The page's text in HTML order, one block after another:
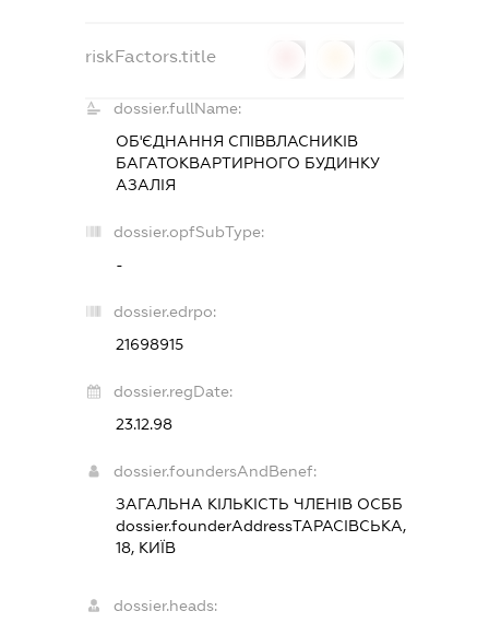
riskFactors.title
dossier.fullName:
ОБ'ЄДНАННЯ СПІВВЛАСНИКІВ
БАГАТОКВАРТИРНОГО БУДИНКУ
АЗАЛІЯ
dossier.opfSubType:
-
dossier.edrpo:
21698915
dossier.regDate:
23.12.98
dossier.foundersAndBenef:
ЗАГАЛЬНА КІЛЬКІСТЬ ЧЛЕНІВ ОСББ
dossier.founderAddressТАРАСІВСЬКА,
18, КИЇВ
dossier.heads: